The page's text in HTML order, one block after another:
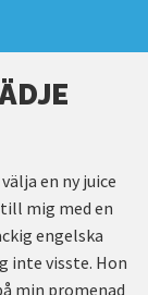
en ny juice
mig med en
engelska
inte visste. Hon
min promenad